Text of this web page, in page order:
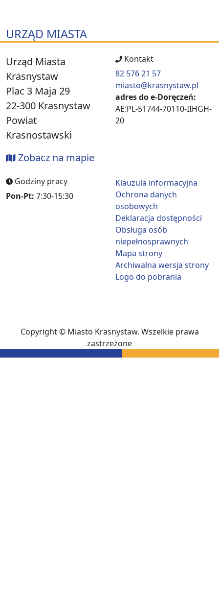
URZĄD MIASTA
Urząd Miasta
Krasnystaw
Plac 3 Maja 29
22-300 Krasnystaw
Powiat
Krasnostawski
Zobacz na mapie
Kontakt
82 576 21 57
miasto@krasnystaw.pl
adres do e-Doręczeń:
AE:PL-51744-70110-IIHGH-
20
Godziny pracy
Pon-Pt: 7:30-15:30
Klauzula informacyjna
Ochrona danych
osobowych
Deklaracja dostępności
Obsługa osób
niepełnosprawnych
Mapa strony
Archiwalna wersja strony
Logo do pobrania
Copyright © Miasto Krasnystaw. Wszelkie prawa
zastrzeżone